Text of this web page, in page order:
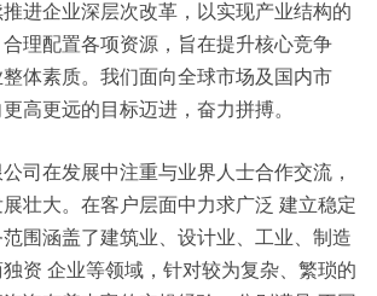
进企业深层次改革，以实现产业结构的
理配置各项资源，旨在提升核心竞争
体素质。我们面向全球市场及国内市
高更远的目标迈进，奋力拼搏。
司在发展中注重与业界人士合作交流，
壮大。在客户层面中力求广泛 建立稳定
围涵盖了建筑业、设计业、工业、制造
资 企业等领域，针对较为复杂、繁琐的